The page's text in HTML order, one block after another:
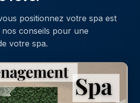
positionnez votre spa est
conseils pour une
votre spa.